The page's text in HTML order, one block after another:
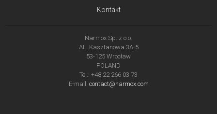
Kontakt
Narmox Sp. z o.o.
AL. Kasztanowa 3A-5
53-125 Wrocław
POLAND
Tel.: +48 22 266 03 73
E-mail: contact@narmox.com